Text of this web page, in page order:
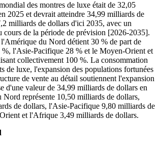
des montres de luxe était de 32,05
2025 et devrait atteindre 34,99 milliards de
milliards de dollars d'ici 2035, avec un
de la période de prévision [2026-2035].
du Nord détient 30 % de part de
%, l'Asie-Pacifique 28 % et le Moyen-Orient et
collectivement 100 %. La consommation
de luxe, l'expansion des populations fortunées
de vente au détail soutiennent l'expansion
d'une valeur de 34,99 milliards de dollars en
représente 10,50 milliards de dollars,
de dollars, l'Asie-Pacifique 9,80 milliards de
et l'Afrique 3,49 milliards de dollars.